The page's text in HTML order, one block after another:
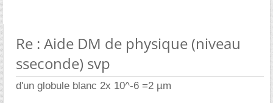
Re : Aide DM de physique (niveau
sseconde) svp
d'un globule blanc 2x 10^-6 =2 µm